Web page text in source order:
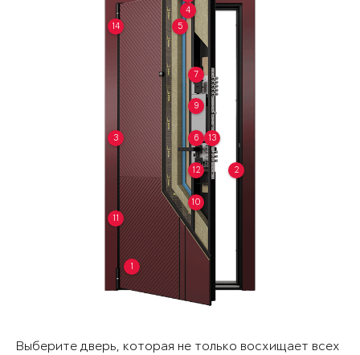
1
2
3
4
5
6
7
9
10
11
12
13
14
Выберите дверь, которая не только восхищает всех